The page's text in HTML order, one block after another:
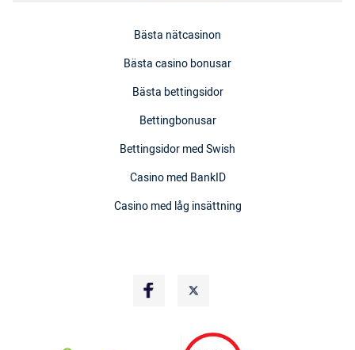
Bästa nätcasinon
Bästa casino bonusar
Bästa bettingsidor
Bettingbonusar
Bettingsidor med Swish
Casino med BankID
Casino med låg insättning